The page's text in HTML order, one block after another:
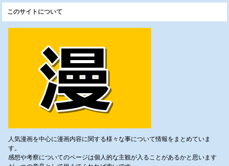
このサイトについて
人気漫画を中心に漫画内容に関する様々な事について情報をまとめていま
す。
感想や考察についてのページは個人的な主観が入ることがあるかと思います